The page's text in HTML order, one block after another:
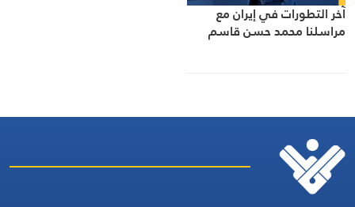
آخر التطورات في إيران مع
مراسلنا محمد حسن قاسم